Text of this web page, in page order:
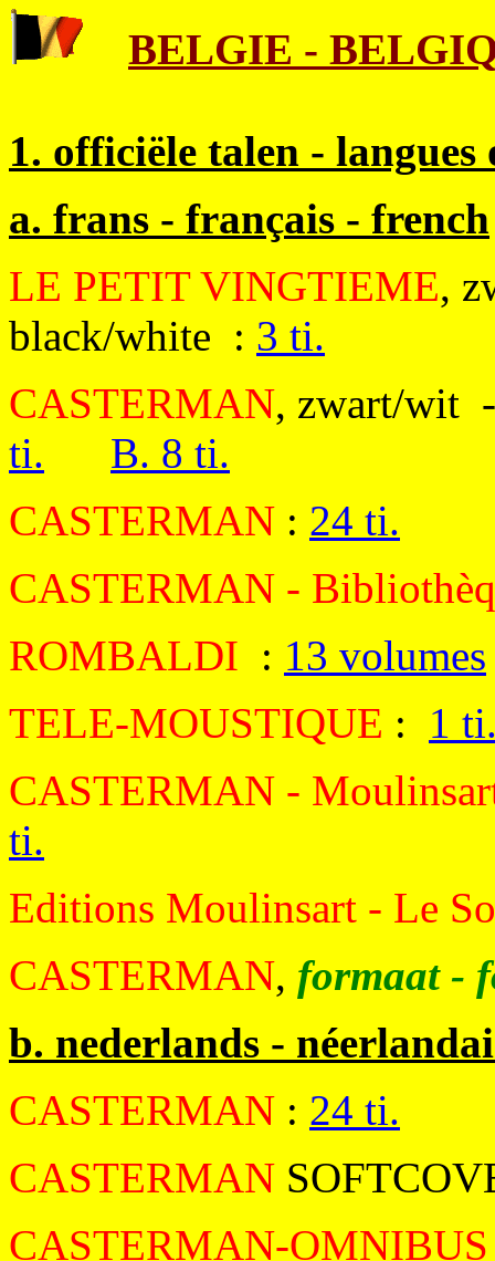
BELGIE -
1. officiële talen -
a. frans - français - french
LE PETIT VINGTIEME,
black/white : 3 ti.
CASTERMAN, zwart/wit
ti.
B. 8 ti.
CASTERMAN : 24 ti.
CASTERMAN -
ROMBALDI : 13 volumes
TELE-MOUSTIQUE : 1
CASTERMAN -
ti.
Editions Moulinsart - Le
CASTERMAN, formaat -
b. nederlands -
CASTERMAN : 24 ti.
CASTERMAN
CASTERMAN-OMNIBUS